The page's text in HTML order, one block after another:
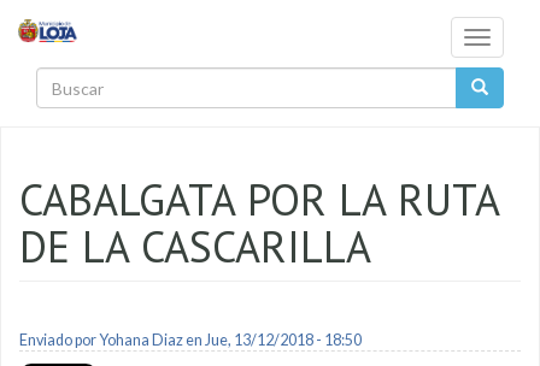
Toggle
CABALGATA POR LA RUTA
DE LA CASCARILLA
Enviado porYohana Diazen Jue, 13/12/2018 - 18:50